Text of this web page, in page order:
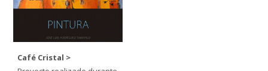
Café Cristal